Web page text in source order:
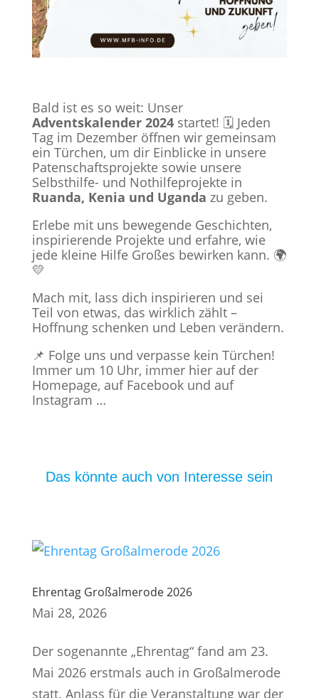
Bald ist es so weit: Unser
Adventskalender 2024startet! 🗓️ Jeden
Tag im Dezember öffnen wir gemeinsam
ein Türchen, um dir Einblicke in unsere
Patenschaftsprojekte sowie unsere
Selbsthilfe- und Nothilfeprojekte in
Ruanda, Kenia und Uganda zu geben.
Erlebe mit uns bewegende Geschichten,
inspirierende Projekte und erfahre, wie
jede kleine Hilfe Großes bewirken kann. 🌍
💛
Mach mit, lass dich inspirieren und sei
Teil von etwas, das wirklich zählt –
Hoffnung schenken und Leben verändern.
📌 Folge uns und verpasse kein Türchen!
Immer um 10 Uhr, immer hier auf der
Homepage, auf Facebook und auf
Instagram …
Das könnte auch von Interesse sein
Ehrentag Großalmerode 2026
Mai 28, 2026
Der sogenannte „Ehrentag“ fand am 23.
Mai 2026 erstmals auch in Großalmerode
statt. Anlass für die Veranstaltung war der